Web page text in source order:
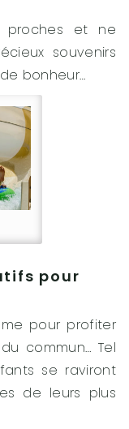
et ne
souvenirs
bonheur…
pour
pour profiter
commun… Tel
se raviront
de leurs plus